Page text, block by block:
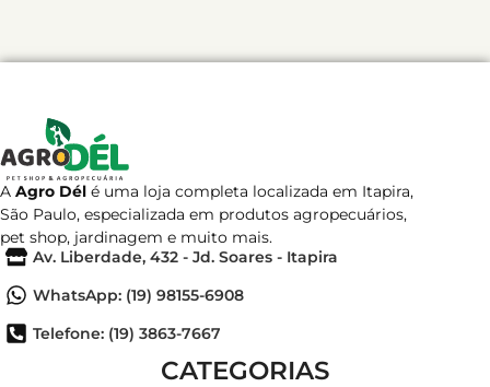
A Agro Dél é uma loja completa localizada em Itapira,
São Paulo, especializada em produtos agropecuários,
pet shop, jardinagem e muito mais.
Av. Liberdade, 432 - Jd. Soares - Itapira
WhatsApp: (19) 98155-6908
Telefone: (19) 3863-7667
CATEGORIAS